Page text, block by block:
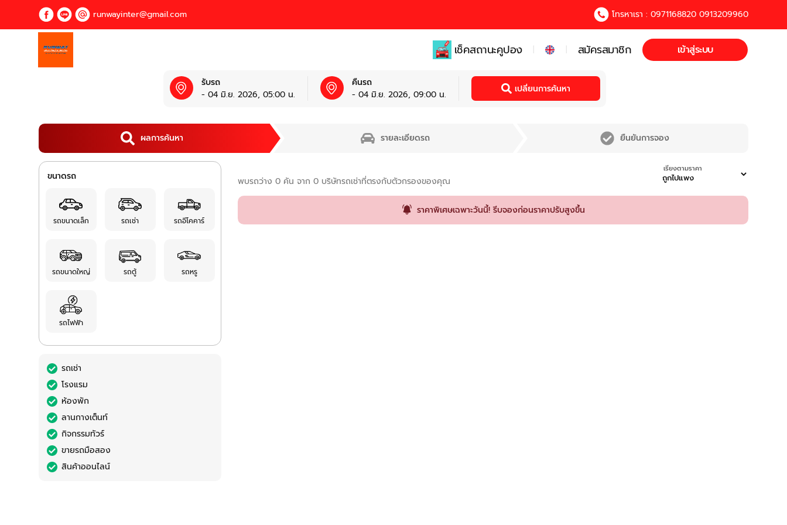
runwayinter@gmail.com โทรหาเรา : 0971168820 0913209960
เช็คสถานะคูปอง | | สมัครสมาชิก เข้าสู่ระบบ
รับรถ
- 04 มิ.ย. 2026, 05:00 น.
คืนรถ
- 04 มิ.ย. 2026, 09:00 น.
เปลี่ยนการค้นหา
ผลการค้นหา รายละเอียดรถ ยืนยันการจอง
ขนาดรถ
รถขนาดเล็ก รถเช่า รถอีโคคาร์
รถขนาดใหญ่ รถตู้ รถหรู
รถไฟฟ้า
รถเช่า
โรงแรม
ห้องพัก
ลานกางเต็นท์
กิจกรรมทัวร์
ขายรถมือสอง
สินค้าออนไลน์
พบรถว่าง 0 คัน จาก 0 บริษัทรถเช่าที่ตรงกับตัวกรองของคุณ
เรียงตามราคา
ราคาพิเศษเฉพาะวันนี้! รีบจองก่อนราคาปรับสูงขึ้น